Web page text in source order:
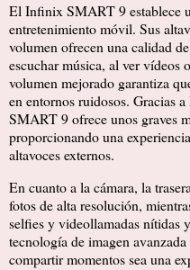
El Infinix SMART 9 establece
entretenimiento móvil. Sus
volumen ofrecen una calidad
escuchar música, al ver vídeos
volumen mejorado garantiza
en entornos ruidosos. Gracias
SMART 9 ofrece unos graves
proporcionando una
altavoces externos.
En cuanto a la cámara, la
fotos de alta resolución,
selfies y videollamadas nítidas
tecnología de imagen
compartir momentos sea una